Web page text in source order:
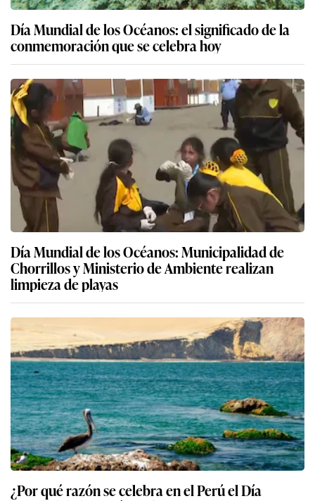
Día Mundial de los Océanos: el significado de la
conmemoración que se celebra hoy
Día Mundial de los Océanos: Municipalidad de
Chorrillos y Ministerio de Ambiente realizan
limpieza de playas
¿Por qué razón se celebra en el Perú el Día